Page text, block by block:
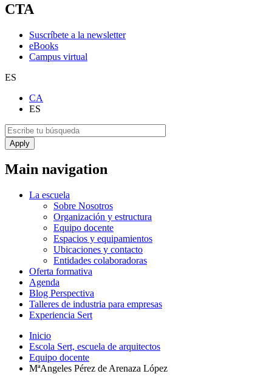
CTA
Suscríbete a la newsletter
eBooks
Campus virtual
ES
CA
ES
Main navigation
La escuela
Sobre Nosotros
Organización y estructura
Equipo docente
Espacios y equipamientos
Ubicaciones y contacto
Entidades colaboradoras
Oferta formativa
Agenda
Blog Perspectiva
Talleres de industria para empresas
Experiencia Sert
Inicio
Escola Sert, escuela de arquitectos
Equipo docente
MªAngeles Pérez de Arenaza López